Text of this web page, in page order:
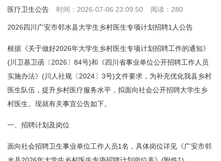
医疗卫生公告 时间：2026-07-06 23:09:50 阅读：280
2026四川广安市邻水县大学生乡村医生专项计划招聘1人公告
根据《关于做好2026年大学生乡村医生专项计划招聘工作的通知》
(川卫基卫函〔2026〕84号)和《四川省事业单位公开招聘工作人员
实施办法》(川人社规〔2024〕3号)文件要求，为补充优化我县乡村
医生队伍，提升乡村医疗服务水平，拟面向社会公开招聘大学生乡
村医生。现就有关事宜公告如下。
一、招聘计划及岗位
面向社会招聘卫生事业单位工作人员1名，具体岗位详见《广安市邻